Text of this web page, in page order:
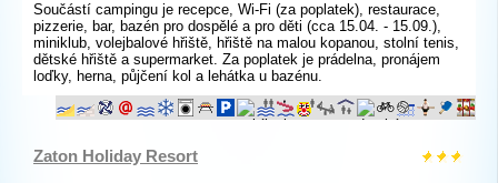
Součástí campingu je recepce, Wi-Fi (za poplatek), restaurace,
pizzerie, bar, bazén pro dospělé a pro děti (cca 15.04. - 15.09.),
miniklub, volejbalové hřiště, hřiště na malou kopanou, stolní tenis,
dětské hřiště a supermarket. Za poplatek je prádelna, pronájem
loďky, herna, půjčení kol a lehátka u bazénu.
Zaton Holiday Resort